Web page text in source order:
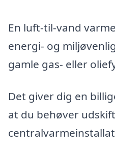
En luft-til-vand
energi- og
gamle gas- eller
Det giver dig en
at du behøver